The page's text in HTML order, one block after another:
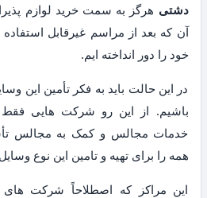
دشتی هرگز به سمت خرید لوازم
آن که بعد از مراسم غیرقابل
خود را دور انداخته ایم.
در این حالت باید به فکر تأمین این
باشیم. از این رو شرکت هایی فقط
خدمات مجالس و کمک به مجالس
همه را برای تهیه و تامین این نوع
این مراکز که اصطلاحاً شرکت